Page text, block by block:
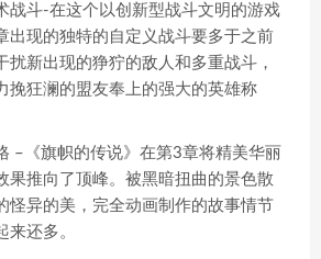
战斗-在这个以创新型战斗文明的游戏
出现的独特的自定义战斗要多于之前
扰新出现的狰狞的敌人和多重战斗，
挽狂澜的盟友奉上的强大的英雄称
–《旗帜的传说》在第3章将精美华丽
果推向了顶峰。被黑暗扭曲的景色散
怪异的美，完全动画制作的故事情节
来还多。